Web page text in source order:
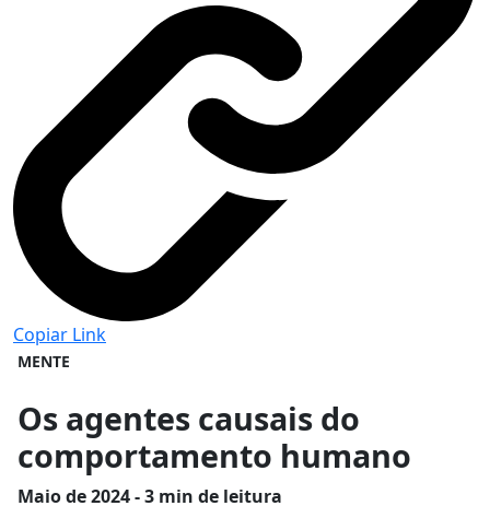
Copiar Link
MENTE
Os agentes causais do
comportamento humano
Maiode 2024 - 3 min de leitura